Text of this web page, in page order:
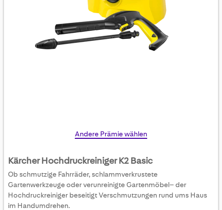
Skip
beginning
of
the
images
Andere Prämie wählen
Kärcher Hochdruckreiniger K2 Basic
Ob schmutzige Fahrräder, schlammverkrustete
Gartenwerkzeuge oder verunreinigte Gartenmöbel– der
Hochdruckreiniger beseitigt Verschmutzungen rund ums Haus
im Handumdrehen.